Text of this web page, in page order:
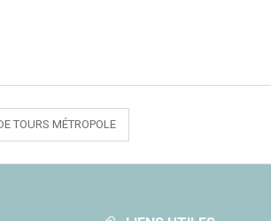
TOURS MÉTROPOLE